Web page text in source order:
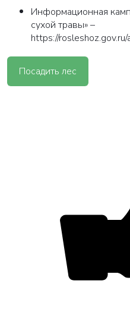
Информационная
сухой травы» –
https://
Посадить лес